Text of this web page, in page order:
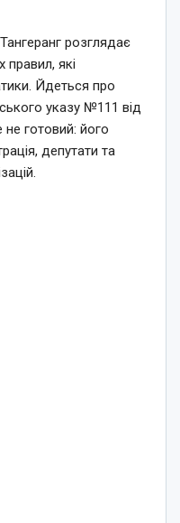
розглядає
правил, які
Йдеться про
указу №111 від
готовий: його
депутати та